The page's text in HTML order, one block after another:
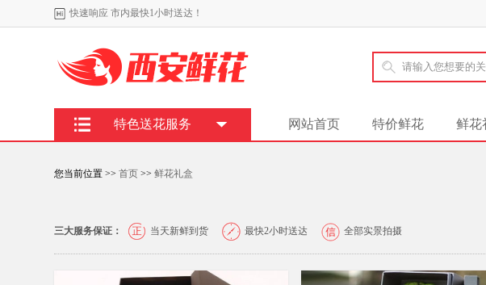
快速响应 市内最快1小时送达！
网站首页 特价鲜花 鲜花
特色送花服务
您当前位置 >> 首页 >> 鲜花礼盒
三大服务保证： 当天新鲜到货 最快2小时送达 全部实景拍摄